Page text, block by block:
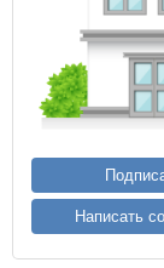
Написать